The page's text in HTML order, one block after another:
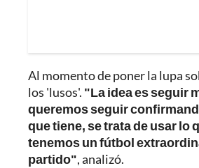
Al momento de poner la lupa
los 'lusos'. "La idea es seguir
queremos seguir
que tiene, se trata de usar lo
tenemos un fútbol
partido", analizó.